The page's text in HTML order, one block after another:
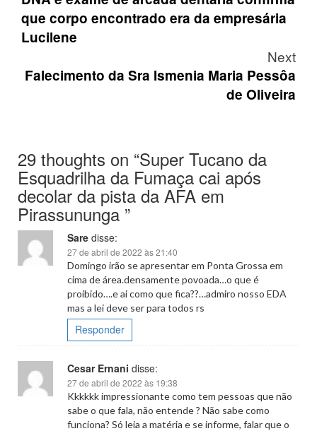
que corpo encontrado era da empresária
Lucilene
Next
Falecimento da Sra Ismenia Maria Pessôa
de Oliveira
29 thoughts on “Super Tucano da
Esquadrilha da Fumaça cai após
decolar da pista da AFA em
Pirassununga ”
Sare disse:
27 de abril de 2022 às 21:40
Domingo irão se apresentar em Ponta Grossa em
cima de área.densamente povoada…o que é
proibido….e ai como que fica??…admiro nosso EDA
mas a lei deve ser para todos rs
Responder
Cesar Ernani disse:
27 de abril de 2022 às 19:38
Kkkkkk impressionante como tem pessoas que não
sabe o que fala, não entende ? Não sabe como
funciona? Só leia a matéria e se informe, falar que o